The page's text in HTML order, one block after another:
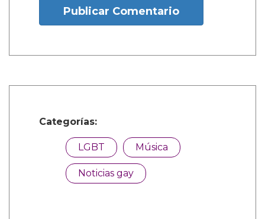
Publicar Comentario
Categorías:
LGBT Música
Noticias gay